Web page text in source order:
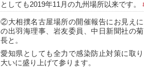
としても2019年11月の九州場所以来です。
②大相撲名古屋場所の開催報告にお見え
の出羽海理事、岩友委員、中日新聞社の
長と。
愛知県としても全力で感染防止対策に取
大いに盛り上げて参ります。